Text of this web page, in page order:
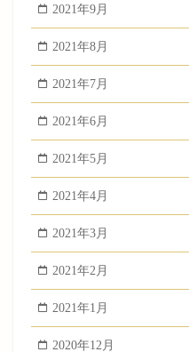
2021年9月
2021年8月
2021年7月
2021年6月
2021年5月
2021年4月
2021年3月
2021年2月
2021年1月
2020年12月